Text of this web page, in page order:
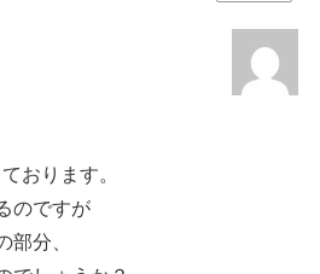
おります。
のですが
部分、